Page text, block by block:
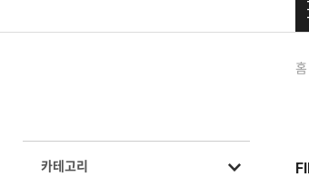
홈
카테고리